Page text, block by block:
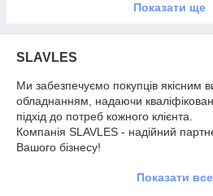
Показати ще
SLAVLES
Ми забезпечуємо покупців якісним
обладнанням, надаючи
підхід до потреб кожного клієнта.
Компанія SLAVLES - надійний
Вашого бізнесу!
Показати все